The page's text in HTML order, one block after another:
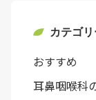
カテゴ
おすすめ
耳鼻咽喉科